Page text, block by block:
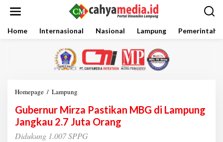
Home Internasional Nasional Lampung
Homepage / Lampung
b
e
r
n
Gubernur Mirza Pastikan MBG di Lampung
Jangkau 2.7 Juta Orang
Didukung 1.007 SPPG